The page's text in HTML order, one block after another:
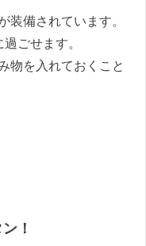
装備されています。
ごせます。
物を入れておくこと
！